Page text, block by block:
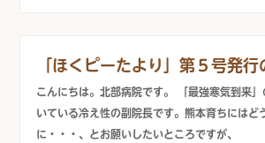
「ほくピーたより」第５号発行
こんにちは。北部病院です。 「最強寒気到来
いている冷え性の副院長です。熊本育ちにはど
に・・・、とお願いしたいところですが、